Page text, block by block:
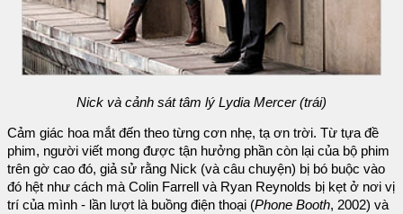
Nick và cảnh sát tâm lý Lydia Mercer (trái)
Cảm giác hoa mắt đến theo từng cơn nhẹ, tạ ơn trời. Từ tựa đề
phim, người viết mong được tận hưởng phần còn lại của bộ phim
trên gờ cao đó, giả sử rằng Nick (và câu chuyện) bị bó buộc vào
đó hệt như cách mà Colin Farrell và Ryan Reynolds bị kẹt ở nơi vị
trí của mình - lần lượt là buồng điện thoại (Phone Booth, 2002) và